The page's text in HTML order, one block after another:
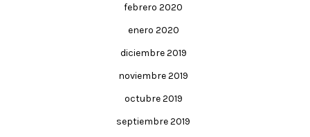
febrero 2020
enero 2020
diciembre 2019
noviembre 2019
octubre 2019
septiembre 2019